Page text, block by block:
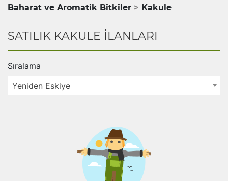
Baharat ve Aromatik Bitkiler
Kakule
SATILIK KAKULE İLANLARI
Sıralama
Yeniden Eskiye